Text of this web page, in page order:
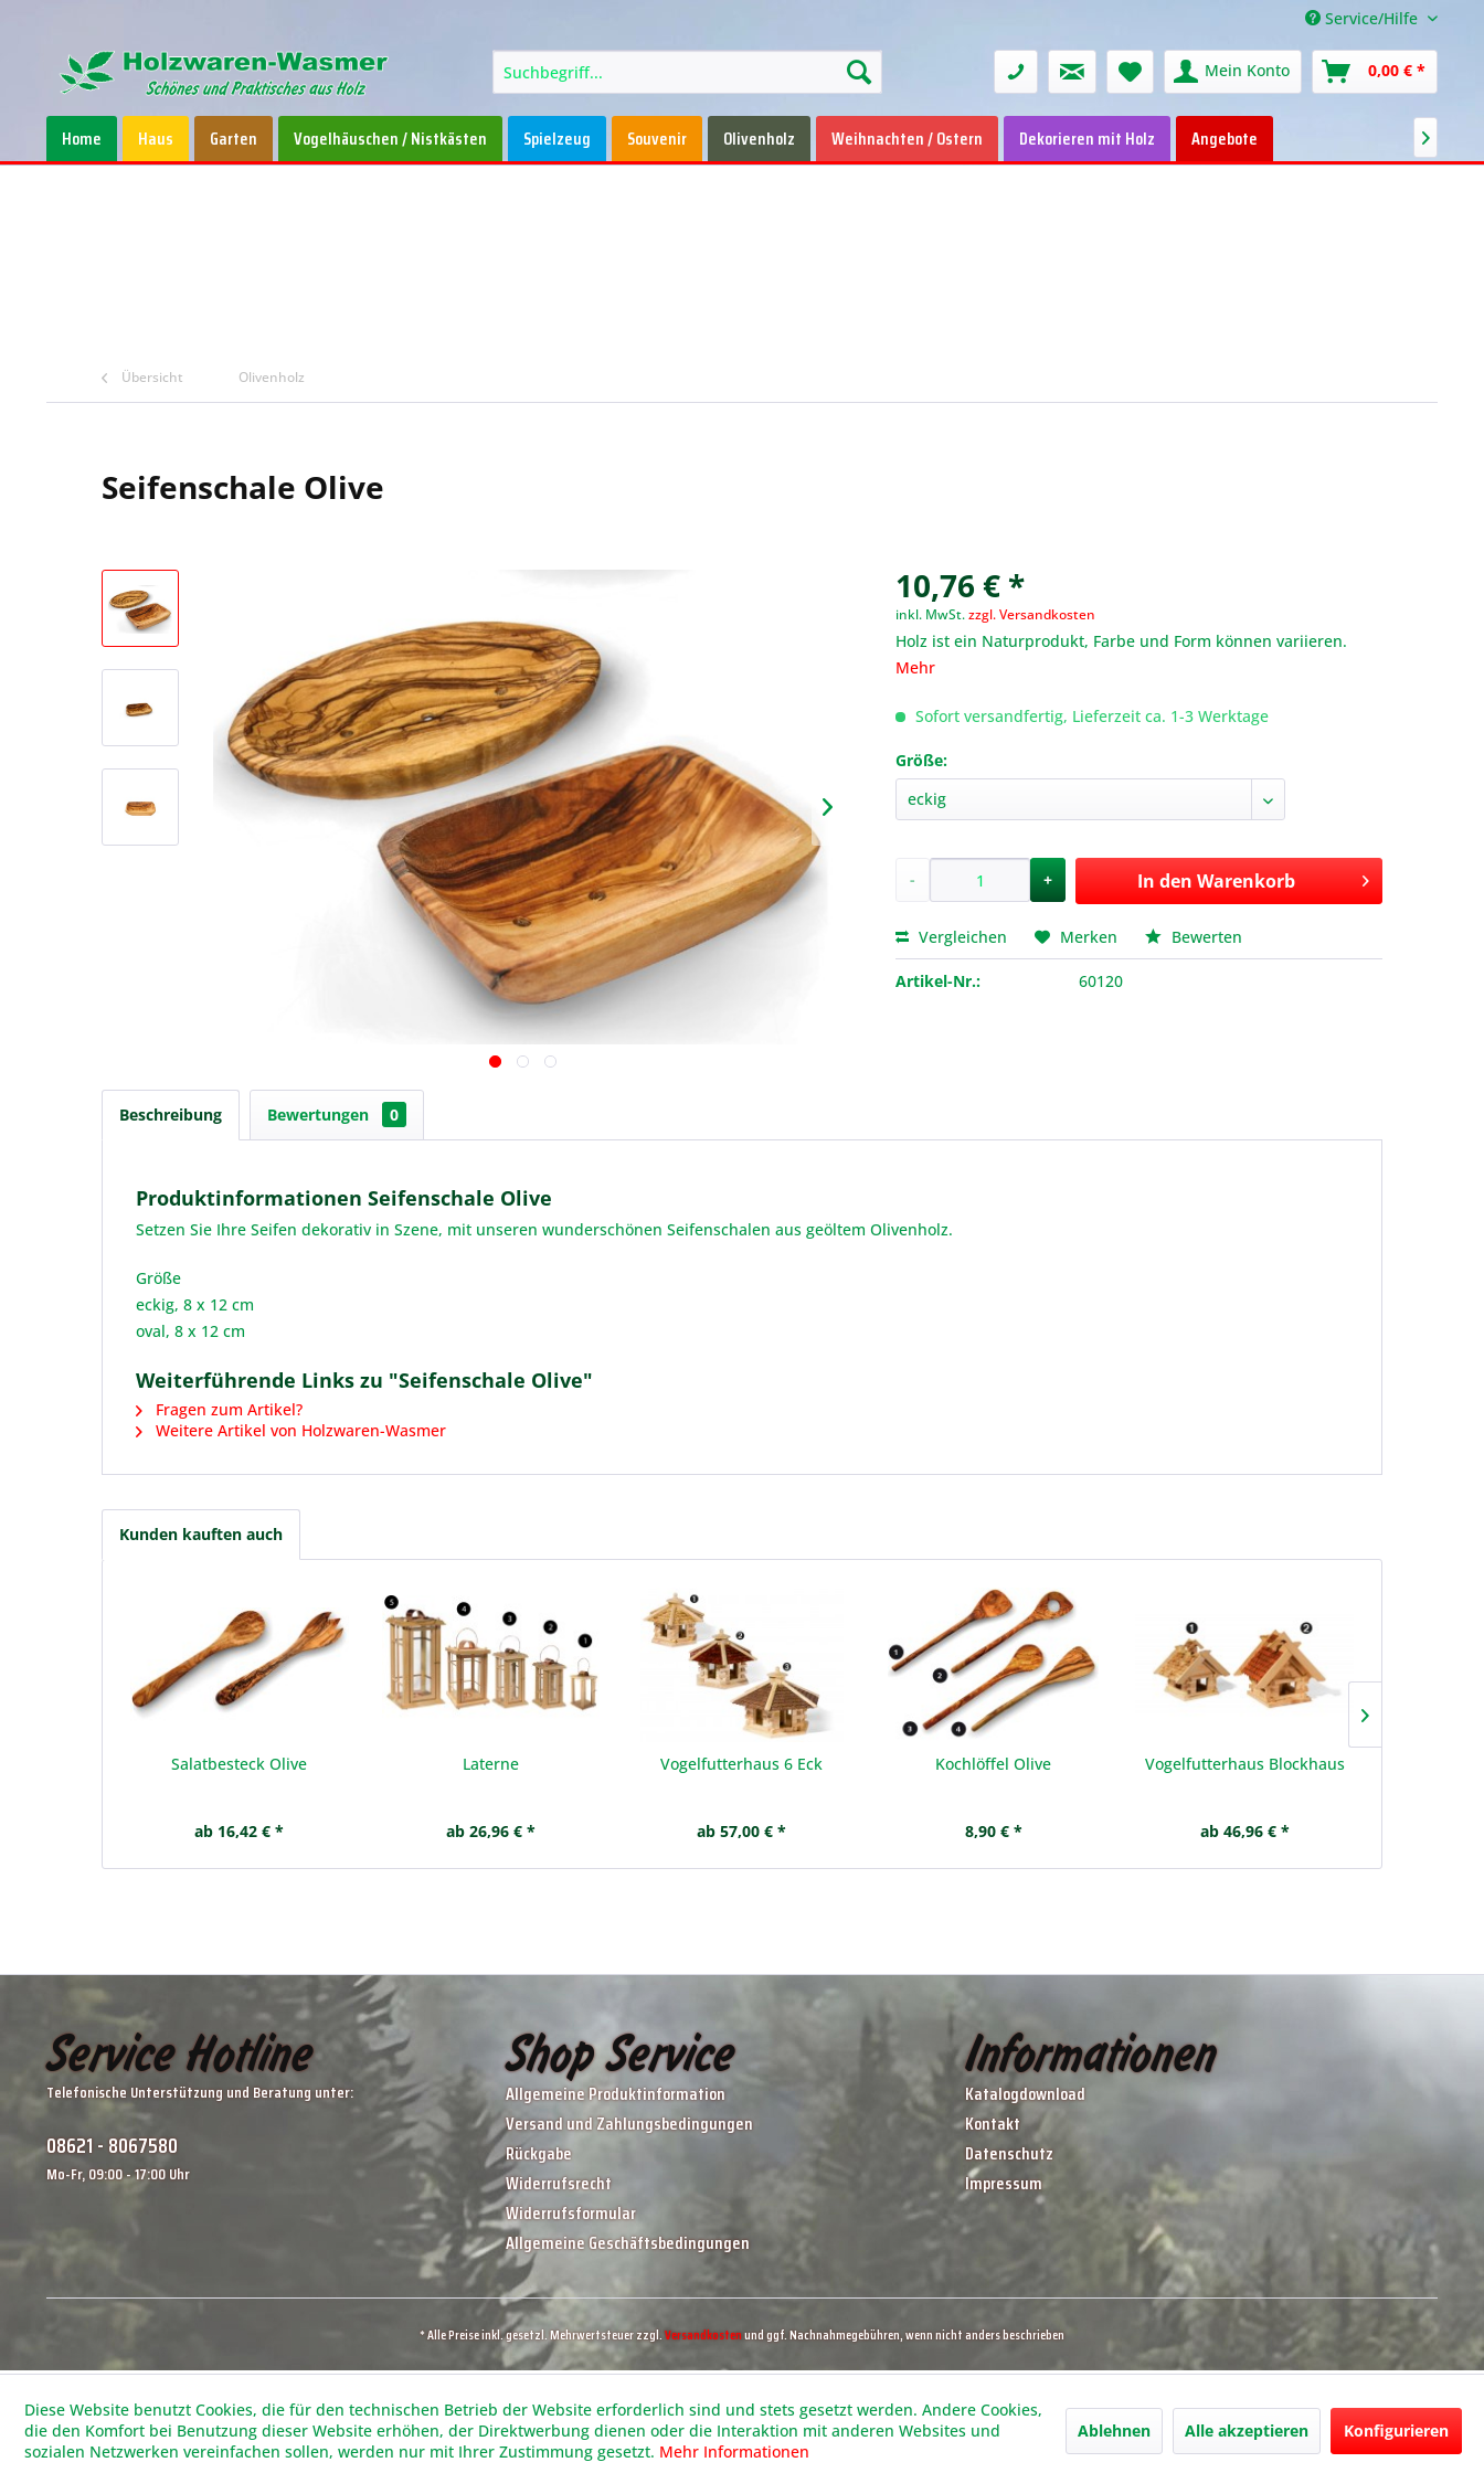
Service/Hilfe
Mein Konto 0,00 € *
Home Haus Garten Vogelhäuschen / Nistkästen Spielzeug Souvenir Olivenholz Weihnachten / Ostern Dekorieren mit Holz Angebote 
Übersicht Olivenholz
Seifenschale Olive
10,76 € *
inkl. MwSt.zzgl. Versandkosten
Holz ist ein Naturprodukt, Farbe und Form können variieren.
Mehr
Sofort versandfertig, Lieferzeit ca. 1-3 Werktage
Größe:
- + In den Warenkorb
Vergleichen Merken Bewerten
Artikel-Nr.: 60120
Beschreibung Bewertungen 0
Produktinformationen Seifenschale Olive
Setzen Sie Ihre Seifen dekorativ in Szene, mit unseren wunderschönen Seifenschalen aus geöltem Olivenholz.
Größe
eckig, 8 x 12 cm
oval, 8 x 12 cm
Weiterführende Links zu "Seifenschale Olive"
Fragen zum Artikel?
Weitere Artikel von Holzwaren-Wasmer
Kunden kauften auch
Salatbesteck Olive
ab 16,42 € *
Laterne
ab 26,96 € *
Vogelfutterhaus 6 Eck
ab 57,00 € *
Kochlöffel Olive
8,90 € *
Vogelfutterhaus Blockhaus
ab 46,96 € *
Service Hotline
Telefonische Unterstützung und Beratung unter:
08621 - 8067580
Mo-Fr, 09:00 - 17:00 Uhr
Shop Service
Allgemeine Produktinformation
Versand und Zahlungsbedingungen
Rückgabe
Widerrufsrecht
Widerrufsformular
Allgemeine Geschäftsbedingungen
Informationen
Katalogdownload
Kontakt
Datenschutz
Impressum
* Alle Preise inkl. gesetzl. Mehrwertsteuer zzgl.Versandkostenund ggf. Nachnahmegebühren, wenn nicht anders beschrieben
Diese Website benutzt Cookies, die für den technischen Betrieb der Website erforderlich sind und stets gesetzt werden. Andere Cookies,
die den Komfort bei Benutzung dieser Website erhöhen, der Direktwerbung dienen oder die Interaktion mit anderen Websites und
sozialen Netzwerken vereinfachen sollen, werden nur mit Ihrer Zustimmung gesetzt. Mehr Informationen
Ablehnen Alle akzeptieren Konfigurieren